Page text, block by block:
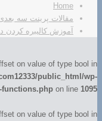
Home
مقالات پرینت سه
آموزش کالیبره
on value of type bool in
public_html/wp-
functions.php on line 1095
on value of type bool in